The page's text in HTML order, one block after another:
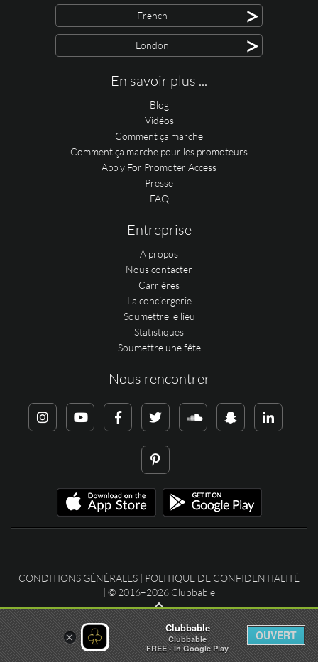
French >
London >
En savoir plus ...
Blog
Vidéos
Comment ça marche
Comment ça marche pour les promoteurs
Apply For Promoter Access
Presse
FAQ
Entreprise
A propos
Nous contacter
Carrières
La conciergerie
Soumettre le lieu
Statistiques
Soumettre une fête
Nous rencontrer
CONDITIONS GÉNÉRALES | POLITIQUE DE CONFIDENTIALITÉ
| © 2016–2026 Clubbable
×
Clubbable
Clubbable
FREE - In Google Play
OUVERT